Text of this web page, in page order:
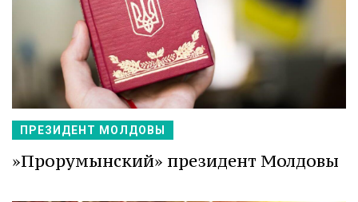
ПРЕЗИДЕНТ МОЛДОВЫ
»Прорумынский» президент Молдовы